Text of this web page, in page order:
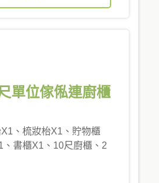
單位傢俬連廚櫃
、梳妝枱X1、貯物櫃
、書櫃X1、10尺廚櫃、2